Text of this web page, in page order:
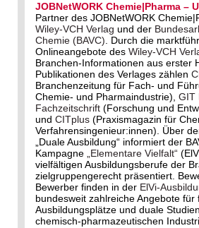
JOBNetWORK Chemie|Pharma –
Partner des JOBNetWORK
Wiley-VCH Verlag und der
Chemie (BAVC). Durch die
Onlineangebote des Wiley-VCH
Branchen-Informationen aus erster
Publikationen des Verlages zählen
Branchenzeitung für Fach- und
Chemie- und Pharmaindustrie), GIT
Fachzeitschrift (Forschung und
und CITplus (Praxismagazin für
Verfahrensingenieur:innen). Über
„Duale Ausbildung“ informiert der
Kampagne „Elementare Vielfalt“
vielfältigen Ausbildungsberufe der
zielgruppengerecht präsentiert.
Bewerber finden in der ElVi-
bundesweit zahlreiche Angebote für
Ausbildungsplätze und duale
chemisch-pharmazeutischen